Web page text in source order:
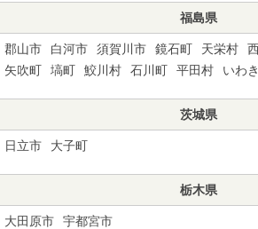
福島県
郡山市 白河市 須賀川市 鏡石町 天栄村
矢吹町
塙町 鮫川村 石川町 平田村 いわ
茨城県
日立市 大子町
栃木県
大田原市 宇都宮市